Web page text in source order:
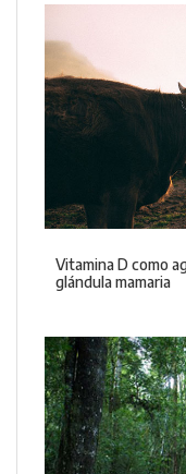
Vitamina D como
glándula mamaria